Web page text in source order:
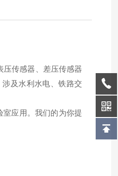
压传感器、差压传感器
及水利水电、铁路交
应用。我们的为你提